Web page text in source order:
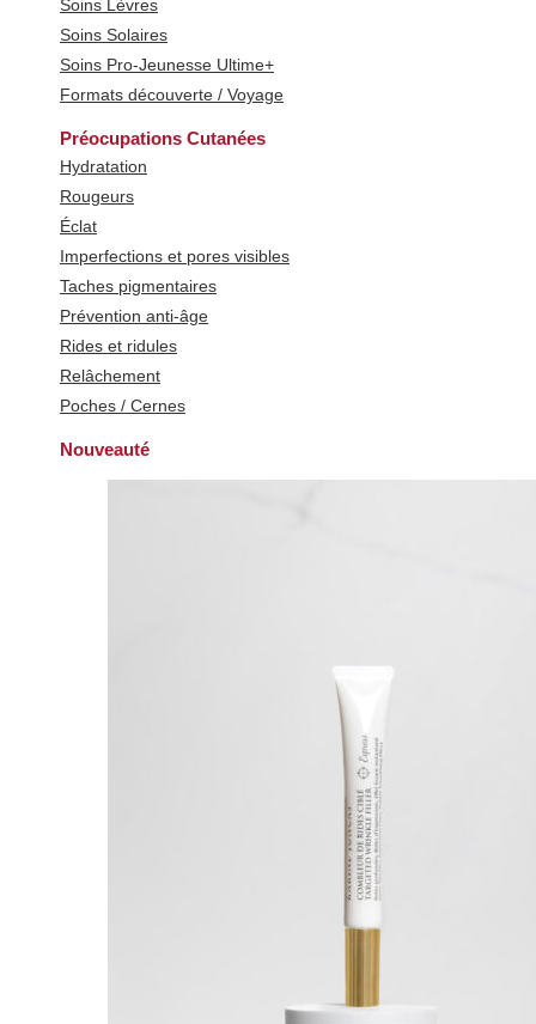
Soins Lèvres
Soins Solaires
Soins Pro-Jeunesse Ultime+
Formats découverte / Voyage
Préocupations Cutanées
Hydratation
Rougeurs
Éclat
Imperfections et pores visibles
Taches pigmentaires
Prévention anti-âge
Rides et ridules
Relâchement
Poches / Cernes
Nouveauté